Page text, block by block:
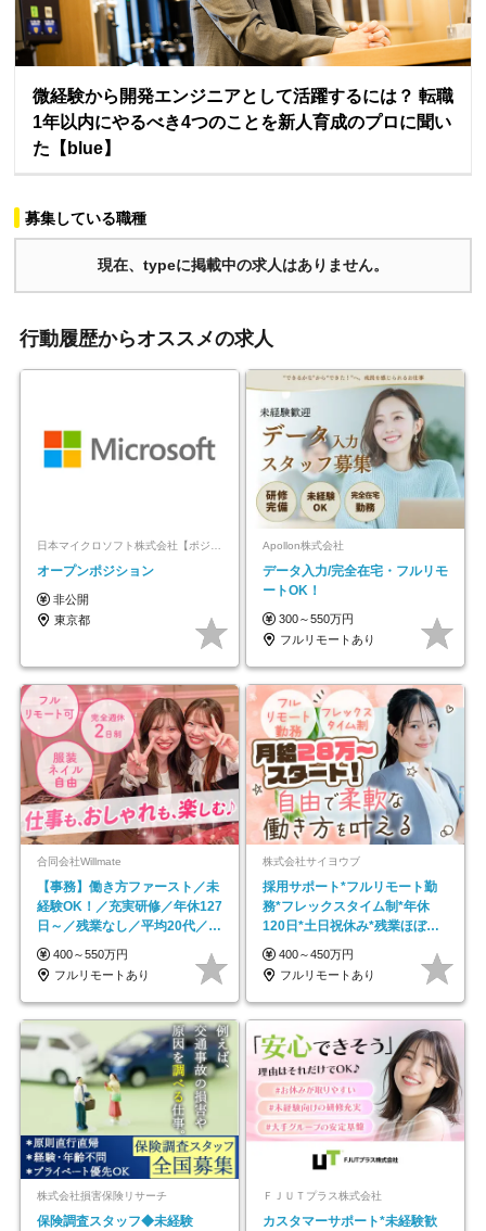
微経験から開発エンジニアとして活躍するには？ 転職
1年以内にやるべき4つのことを新人育成のプロに聞い
た【blue】
募集している職種
現在、typeに掲載中の求人はありません。
行動履歴からオススメの求人
日本マイクロソフト株式会社【ポジションマッチ登録】
オープンポジション
非公開
東京都
Apollon株式会社
データ入力/完全在宅・フルリモ
ートOK！
300～550万円
フルリモートあり
合同会社Willmate
【事務】働き方ファースト／未
経験OK！／充実研修／年休127
日～／残業なし／平均20代／リ
モートOK
400～550万円
フルリモートあり
株式会社サイヨウブ
採用サポート*フルリモート勤
務*フレックスタイム制*年休
120日*土日祝休み*残業ほぼな
し*育児中社員8割以上
400～450万円
フルリモートあり
株式会社損害保険リサーチ
保険調査スタッフ◆未経験
ＦＪＵＴプラス株式会社
カスタマーサポート*未経験歓